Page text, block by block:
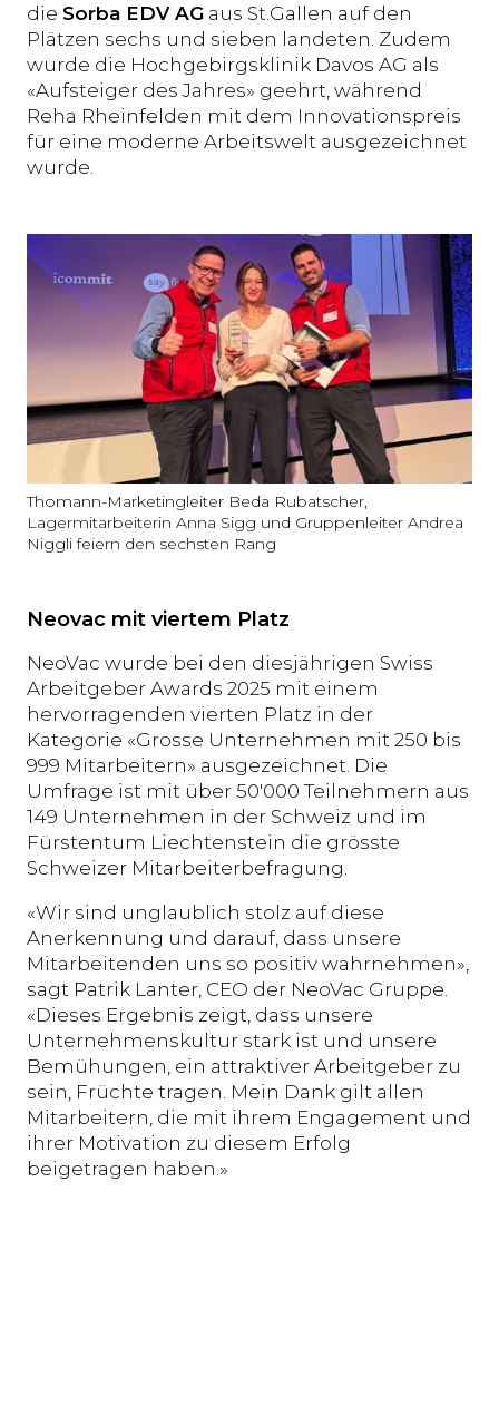
die Sorba EDV AG aus St.Gallen auf den
Plätzen sechs und sieben landeten. Zudem
wurde die Hochgebirgsklinik Davos AG als
«Aufsteiger des Jahres» geehrt, während
Reha Rheinfelden mit dem Innovationspreis
für eine moderne Arbeitswelt ausgezeichnet
wurde.
Thomann-Marketingleiter Beda Rubatscher,
Lagermitarbeiterin Anna Sigg und Gruppenleiter Andrea
Niggli feiern den sechsten Rang
Neovac mit viertem Platz
NeoVac wurde bei den diesjährigen Swiss
Arbeitgeber Awards 2025 mit einem
hervorragenden vierten Platz in der
Kategorie «Grosse Unternehmen mit 250 bis
999 Mitarbeitern» ausgezeichnet. Die
Umfrage ist mit über 50'000 Teilnehmern aus
149 Unternehmen in der Schweiz und im
Fürstentum Liechtenstein die grösste
Schweizer Mitarbeiterbefragung.
«Wir sind unglaublich stolz auf diese
Anerkennung und darauf, dass unsere
Mitarbeitenden uns so positiv wahrnehmen»,
sagt Patrik Lanter, CEO der NeoVac Gruppe.
«Dieses Ergebnis zeigt, dass unsere
Unternehmenskultur stark ist und unsere
Bemühungen, ein attraktiver Arbeitgeber zu
sein, Früchte tragen. Mein Dank gilt allen
Mitarbeitern, die mit ihrem Engagement und
ihrer Motivation zu diesem Erfolg
beigetragen haben.»